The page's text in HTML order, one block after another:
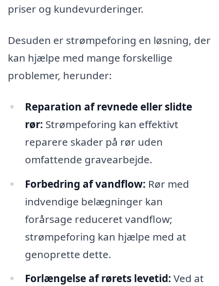
priser og kundevurderinger.
Desuden er strømpeforing en løsning, der
kan hjælpe med mange forskellige
problemer, herunder:
Reparation af revnede eller slidte
rør: Strømpeforing kan effektivt
reparere skader på rør uden
omfattende gravearbejde.
Forbedring af vandflow: Rør med
indvendige belægninger kan
forårsage reduceret vandflow;
strømpeforing kan hjælpe med at
genoprette dette.
Forlængelse af rørets levetid: Ved at